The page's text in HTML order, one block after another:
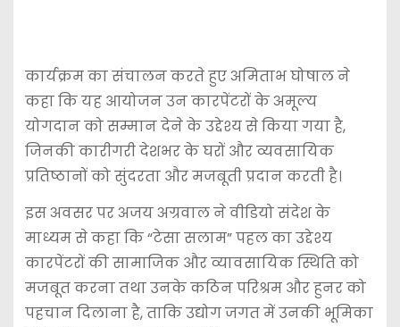
कार्यक्रम का संचालन करते हुए अमिताभ घोषाल ने
कहा कि यह आयोजन उन कारपेंटरों के अमूल्य
योगदान को सम्मान देने के उद्देश्य से किया गया है,
जिनकी कारीगरी देशभर के घरों और व्यवसायिक
प्रतिष्ठानों को सुंदरता और मजबूती प्रदान करती है।
इस अवसर पर अजय अग्रवाल ने वीडियो संदेश के
माध्यम से कहा कि “टेसा सलाम” पहल का उद्देश्य
कारपेंटरों की सामाजिक और व्यावसायिक स्थिति को
मजबूत करना तथा उनके कठिन परिश्रम और हुनर को
पहचान दिलाना है, ताकि उद्योग जगत में उनकी भूमिका